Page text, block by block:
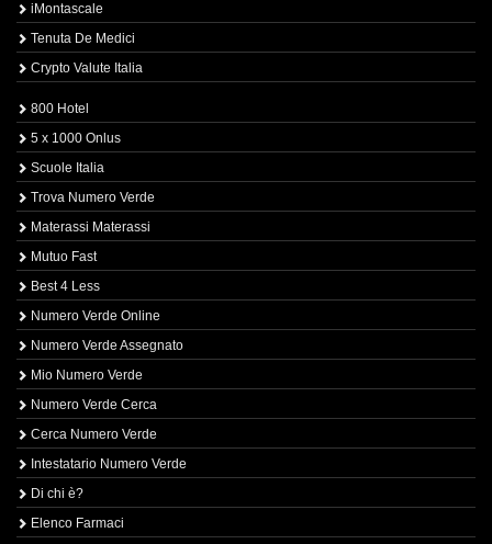
iMontascale
Tenuta De Medici
Crypto Valute Italia
800 Hotel
5 x 1000 Onlus
Scuole Italia
Trova Numero Verde
Materassi Materassi
Mutuo Fast
Best 4 Less
Numero Verde Online
Numero Verde Assegnato
Mio Numero Verde
Numero Verde Cerca
Cerca Numero Verde
Intestatario Numero Verde
Di chi è?
Elenco Farmaci